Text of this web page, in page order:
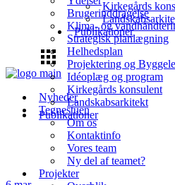
Kirkegårds
Publikationer
Nyheder
Tegnestuen
Om os
Kontaktinfo
Vores team
Ny del af teamet?
Projekter
Brugerinddragelse
Klima- og
Strategisk planlægning
Helhedsplan
Projektering og
Idéoplæg og program
Kirkegårds konsulent
Landskabsarkitekt
Publikationer